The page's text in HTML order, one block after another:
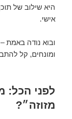
היא שילוב של
אישי.
ובוא נודה באמת
ומונחים, קל
לפני הכל:
מזוזה״?